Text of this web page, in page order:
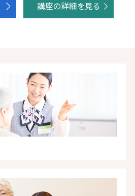
講座の詳細を見る